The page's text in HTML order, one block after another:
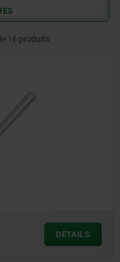
involontaires.
16 produits
DÉTAILS